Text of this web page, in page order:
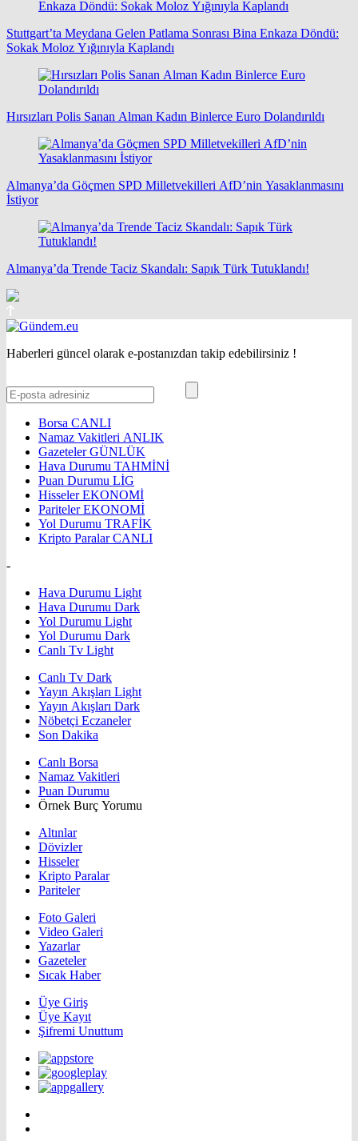
Stuttgart’ta Meydana Gelen Patlama Sonrası Bina Enkaza Döndü:
Sokak Moloz Yığınıyla Kaplandı
Hırsızları Polis Sanan Alman Kadın Binlerce Euro Dolandırıldı
Almanya’da Göçmen SPD Milletvekilleri AfD’nin Yasaklanmasını
İstiyor
Almanya’da Trende Taciz Skandalı: Sapık Türk Tutuklandı!
Haberleri güncel olarak e-postanızdan takip edebilirsiniz !
Borsa CANLI
Namaz Vakitleri ANLIK
GazetelerGÜNLÜK
Hava Durumu TAHMİNİ
Puan Durumu LİG
HisselerEKONOMİ
ParitelerEKONOMİ
Yol Durumu TRAFİK
Kripto ParalarCANLI
-
Hava Durumu Light
Hava Durumu Dark
Yol Durumu Light
Yol Durumu Dark
Canlı Tv Light
Canlı Tv Dark
Yayın Akışları Light
Yayın Akışları Dark
Nöbetçi Eczaneler
Son Dakika
Canlı Borsa
Namaz Vakitleri
Puan Durumu
Örnek Burç Yorumu
Altınlar
Dövizler
Hisseler
Kripto Paralar
Pariteler
Foto Galeri
Video Galeri
Yazarlar
Gazeteler
Sıcak Haber
Üye Giriş
Üye Kayıt
Şifremi Unuttum